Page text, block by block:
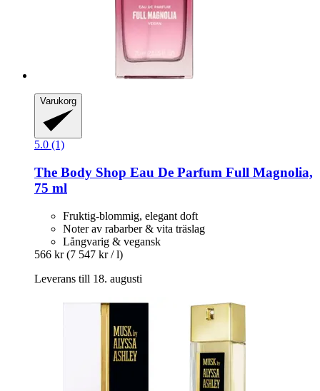
Varukorg
5.0 (1)
The Body Shop Eau De Parfum Full Magnolia,
75 ml
Fruktig-blommig, elegant doft
Noter av rabarber & vita träslag
Långvarig & vegansk
566 kr (7 547 kr / l)
Leverans till 18. augusti